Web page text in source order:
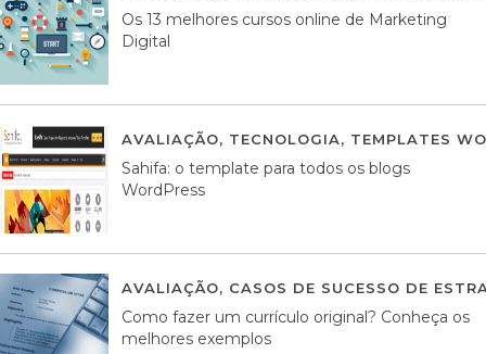
Os 13 melhores cursos online de Marketing
Digital
AVALIAÇÃO, TECNOLOGIA, TEMPLATES
Sahifa: o template para todos os blogs
WordPress
AVALIAÇÃO, CASOS DE SUCESSO DE
Como fazer um currículo original? Conheça os
melhores exemplos